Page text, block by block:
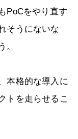
PoCをやり直す
そうにないな
。
本格的な導入に
トを走らせるこ